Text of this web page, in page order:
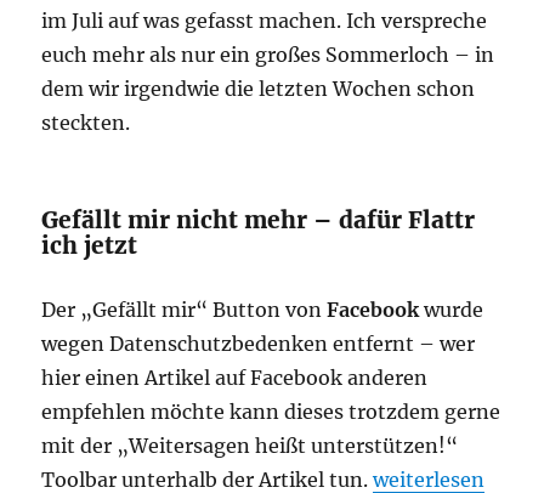
im Juli auf was gefasst machen. Ich verspreche
euch mehr als nur ein großes Sommerloch – in
dem wir irgendwie die letzten Wochen schon
steckten.
Gefällt mir nicht mehr – dafür Flattr
ich jetzt
Der „Gefällt mir“ Button vonFacebook wurde
wegen Datenschutzbedenken entfernt – wer
hier einen Artikel auf Facebook anderen
empfehlen möchte kann dieses trotzdem gerne
mit der „Weitersagen heißt unterstützen!“
Toolbar unterhalb der Artikel tun.„Der Juli wird
weiterlesen